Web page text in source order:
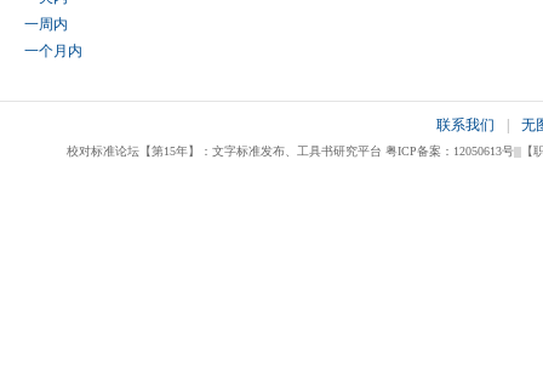
一周内
一个月内
联系我们 无
校对标准论坛【第15年】：文字标准发布、工具书研究平台 粤ICP备案：12050613号|||【